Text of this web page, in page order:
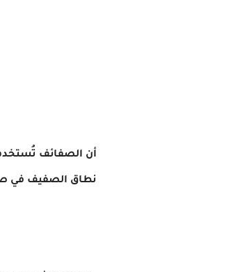
أن الصفائف
نطاق الصفيف في